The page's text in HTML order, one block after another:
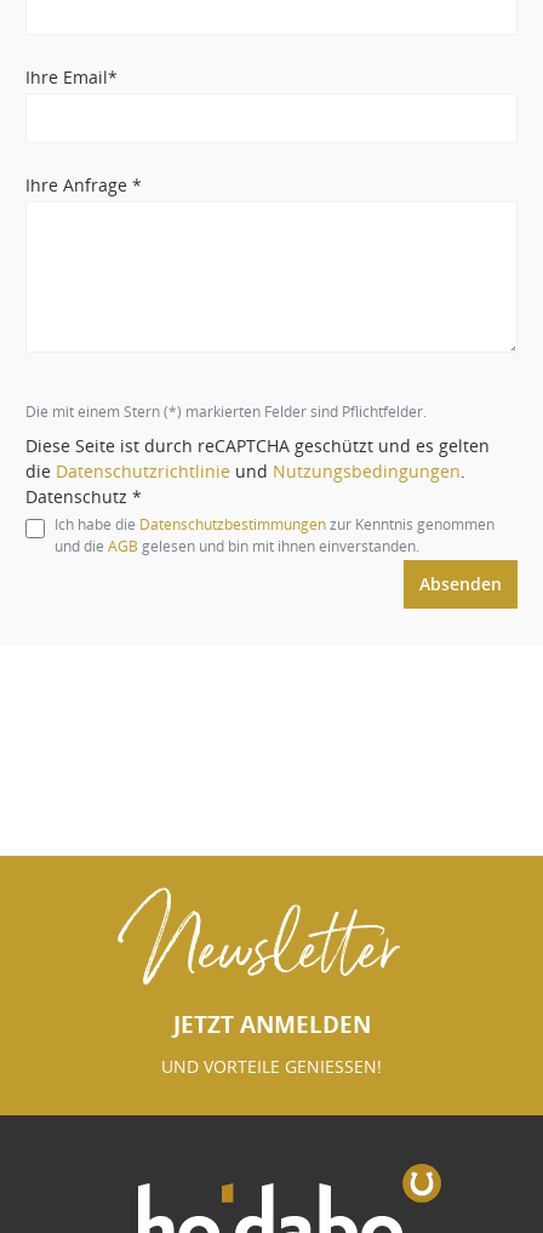
Ihre Email*
Ihre Anfrage *
Die mit einem Stern (*) markierten Felder sind Pflichtfelder.
Diese Seite ist durch reCAPTCHA geschützt und es gelten
die Datenschutzrichtlinie und Nutzungsbedingungen
Datenschutz *
Ich habe die Datenschutzbestimmungenzur Kenntnis genommen
und die AGB gelesen und bin mit ihnen einverstanden.
Absenden
Newsletter
JETZT ANMELDEN
UND VORTEILE GENIESSEN!